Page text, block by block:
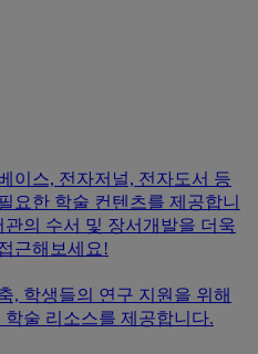
이스, 전자저널, 전자도서 등
요한 학술 컨텐츠를 제공합니
관의 수서 및 장서개발을 더욱
근해보세요!
, 학생들의 연구 지원을 위해
학술 리소스를 제공합니다.